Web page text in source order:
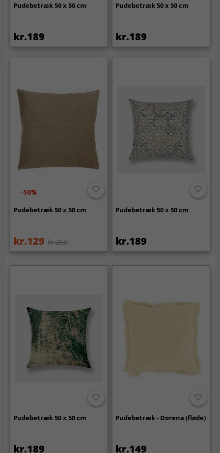
Pudebetræk 50 x 50 cm
kr.189
Pudebetræk 50 x 50 cm
kr.189
-50%
Pudebetræk 50 x 50 cm
kr.129 kr.259
Pudebetræk 50 x 50 cm
kr.189
Pudebetræk 50 x 50 cm
kr.189
Pudebetræk - Dorena (fløde)
kr.149